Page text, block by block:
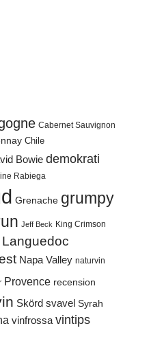
Cabernet Sauvignon
Chile
Bowie demokrati
Rabiega
Grenache grumpy
Jeff Beck King Crimson
Languedoc
Napa Valley naturvin
Provence recension
Skörd svavel Syrah
vinfrossa vintips